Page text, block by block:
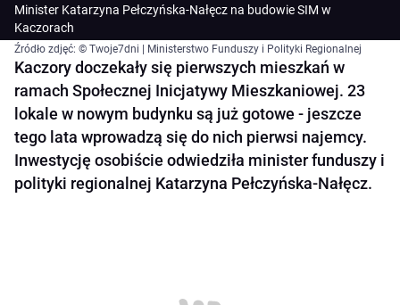
Minister Katarzyna Pełczyńska-Nałęcz na budowie SIM w
Kaczorach
Źródło zdjęć: © Twoje7dni | Ministerstwo Funduszy i Polityki Regionalnej
Kaczory doczekały się pierwszych mieszkań w
ramach Społecznej Inicjatywy Mieszkaniowej. 23
lokale w nowym budynku są już gotowe - jeszcze
tego lata wprowadzą się do nich pierwsi najemcy.
Inwestycję osobiście odwiedziła minister funduszy i
polityki regionalnej Katarzyna Pełczyńska-Nałęcz.